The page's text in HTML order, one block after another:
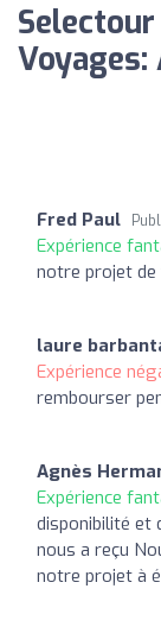
Voyages:
Fred Paul
Expérience
notre projet de
laure
Expérience
rembourser
Agnès
Expérience
disponibilité et
nous a reçu
notre projet à